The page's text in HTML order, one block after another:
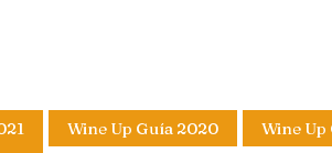
Wine Up Guía 2020 Wine Up